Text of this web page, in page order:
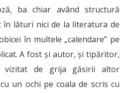
ba chiar având structură
în lături nici de la literatura de
în multele „calendare” pe
A fost și autor, și tipăritor,
vizitat de grija găsirii altor
un ochi pe coala de scris cu